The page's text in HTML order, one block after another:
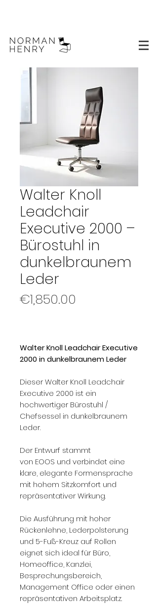
Walter Knoll
Leadchair
Executive 2000 –
Bürostuhl in
dunkelbraunem
Leder
€1,850.00
Walter Knoll Leadchair Executive
2000 in dunkelbraunem Leder
Dieser Walter Knoll Leadchair
Executive 2000 ist ein
hochwertiger Bürostuhl /
Chefsessel in dunkelbraunem
Leder.
Der Entwurf stammt
von EOOS und verbindet eine
klare, elegante Formensprache
mit hohem Sitzkomfort und
repräsentativer Wirkung.
Die Ausführung mit hoher
Rückenlehne, Lederpolsterung
und 5-Fuß-Kreuz auf Rollen
eignet sich ideal für Büro,
Homeoffice, Kanzlei,
Besprechungsbereich,
Management Office oder einen
repräsentativen Arbeitsplatz.